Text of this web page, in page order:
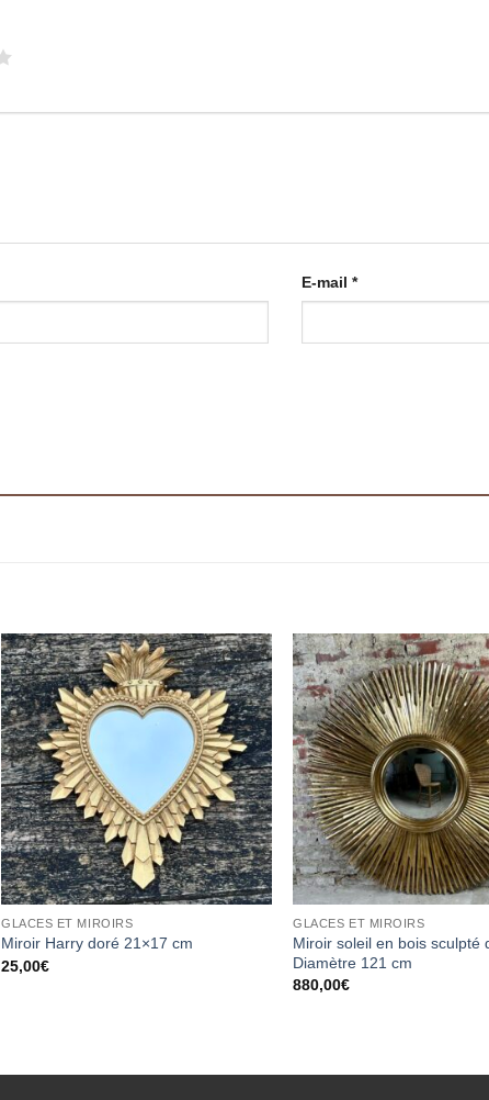
E-mail *
Ajouter
à la
wishlist
GLACES ET MIROIRS
Miroir Harry doré 21×17 cm
25,00€
GLACES ET MIROIRS
Miroir soleil en bois sculpté
Diamètre 121 cm
880,00€